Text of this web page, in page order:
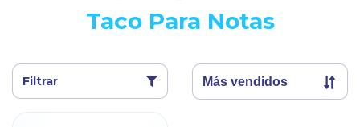
Taco Para Notas
Filtrar